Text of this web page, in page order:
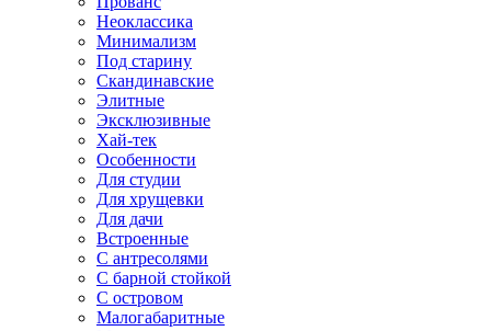
Неоклассика
Минимализм
Под старину
Скандинавские
Элитные
Эксклюзивные
Хай-тек
Особенности
Для студии
Для хрущевки
Для дачи
Встроенные
С антресолями
С барной стойкой
С островом
Малогабаритные